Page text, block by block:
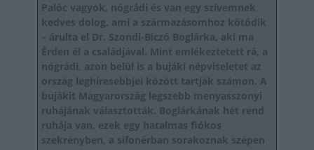
Palóc vagyok, nógrádi és van egy szívemnek
kedves dolog, ami a származásomhoz kötődik
– árulta el Dr. Szondi-Biczó Boglárka, aki ma
Érden él a családjával. Mint emlékeztetett rá, a
nógrádi, azon belül is a bujáki népviseletet az
ország leghíresebbjei között tartják számon. A
bujákit Magyarország legszebb menyasszonyi
ruhájának választották. Boglárkának hét rend
ruhája van, ezek egy hatalmas fiókos
szekrényben, a sifonérban sorakoznak szépen